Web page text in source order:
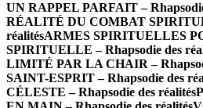
UN RAPPEL PARFAIT –
RÉALITÉ DU COMBAT
réalitésARMES SPIRITUELLES
SPIRITUELLE – Rhapsodie des
LIMITÉ PAR LA CHAIR –
SAINT-ESPRIT – Rhapsodie des
CÉLESTE – Rhapsodie des réalités